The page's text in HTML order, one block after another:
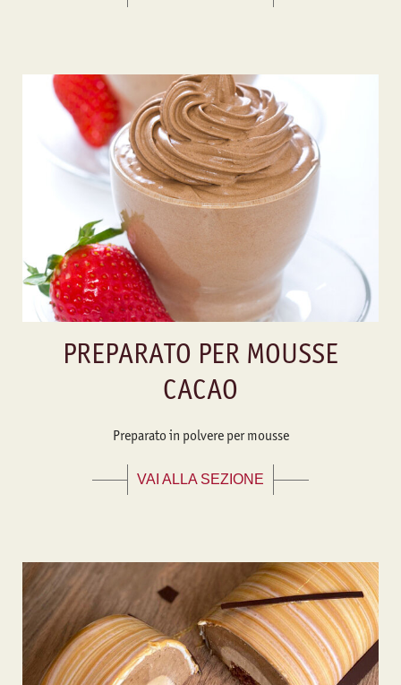
PREPARATO PER MOUSSE
CACAO
Preparato in polvere per mousse
VAI ALLA SEZIONE